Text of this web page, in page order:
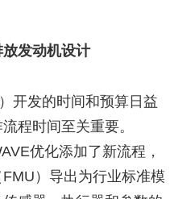
发动机设计
开发的时间和预算日益
程时间至关重要。
优化添加了新流程，
）导出为行业标准模